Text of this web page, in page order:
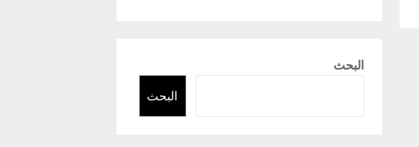
البحث
البحث